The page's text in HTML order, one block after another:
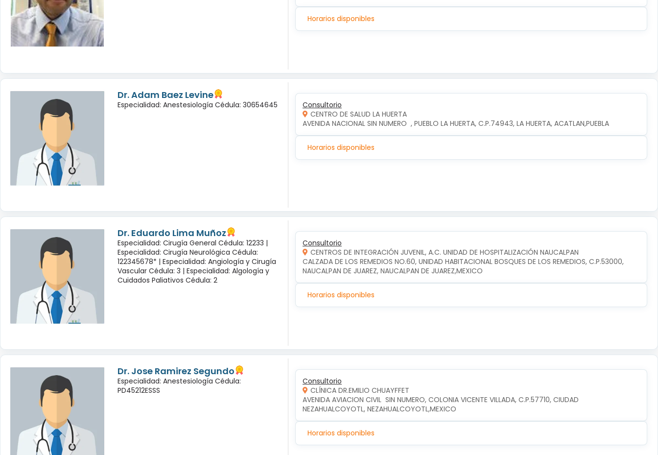
Horarios disponibles
Dr. Adam Baez Levine
Especialidad: Anestesiología Cédula: 30654645
Consultorio
CENTRO DE SALUD LA HUERTA
AVENIDA NACIONAL SIN NUMERO  , PUEBLO LA HUERTA, C.P.74943, LA HUERTA, ACATLAN,PUEBLA
Horarios disponibles
Dr. Eduardo Lima Muñoz
Especialidad: Cirugía General Cédula: 12233 |
Especialidad: Cirugía Neurológica Cédula:
122345678* | Especialidad: Angiología y Cirugía
Vascular Cédula: 3 | Especialidad: Algología y
Cuidados Paliativos Cédula: 2
Consultorio
CENTROS DE INTEGRACIÓN JUVENIL, A.C. UNIDAD DE HOSPITALIZACIÓN NAUCALPAN
CALZADA DE LOS REMEDIOS NO.60, UNIDAD HABITACIONAL BOSQUES DE LOS REMEDIOS, C.P.53000,
NAUCALPAN DE JUAREZ, NAUCALPAN DE JUAREZ,MEXICO
Horarios disponibles
Dr. Jose Ramirez Segundo
Especialidad: Anestesiología Cédula:
PD45212ESSS
Consultorio
CLÍNICA DR.EMILIO CHUAYFFET
AVENIDA AVIACION CIVIL  SIN NUMERO, COLONIA VICENTE VILLADA, C.P.57710, CIUDAD
NEZAHUALCOYOTL, NEZAHUALCOYOTL,MEXICO
Horarios disponibles